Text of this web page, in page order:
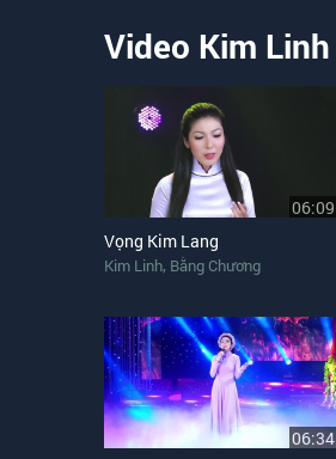
Video Kim Linh
06:09
Vọng Kim Lang
Kim Linh, Bằng Chương
06:34